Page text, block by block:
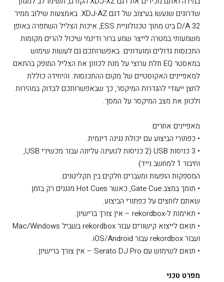
שדרוגים שנעשו בעיצוב של דגם XDJ-AZ. באמצעות שילוב ממיר
D/A 32 ביט מתוך טכנולוגיית ESS, איכות הצליל השתפרה באופן
משמעותי במטרה לייצר שמע ברור ודינמי שיכול להרים מקומות
התכנסות גדולים ומועדונים. באפשרותכם גם לעשות שימוש
במאסטר EQ תלת ערוצי על מנת לכוונן את הצליל המופק בהתאם
למאפיינים האקוסטיים של מקום ההתכנסות. והיחידה כוללת
לחצן ייעודי להגדרות המיקסר, כך שבאפשרותכם לבדוק במהירות
ולכוון את מצב המיקסר על המסך.
מאפיינים אחרים
• כפתורי הביצוע עם יכולת נגינה דינמית.
• 3 כניסות USB (2 כניסות לטעינה עליונה עבור מכשירי USB,
וחיבור 1 למחשב נייד)
המספקות הופעות ומעברים חלקים בין תקליטנים.
• תומך במצב Gate Cue, כאשר Hot Cues מנגנים רק בזמן
שאתם לוחצים על כפתורי הביצוע.
• תאימות ל-rekordbox – אין צורך ברישיון.
• תואם לייצוא קישורים עבור rekordbox בשביל Mac/Windows
ועבור rekordbox עבור iOS/Android.
• תואם לשימוש עם Serato DJ Pro – אין צורך ברישיון.
מפרט טכני